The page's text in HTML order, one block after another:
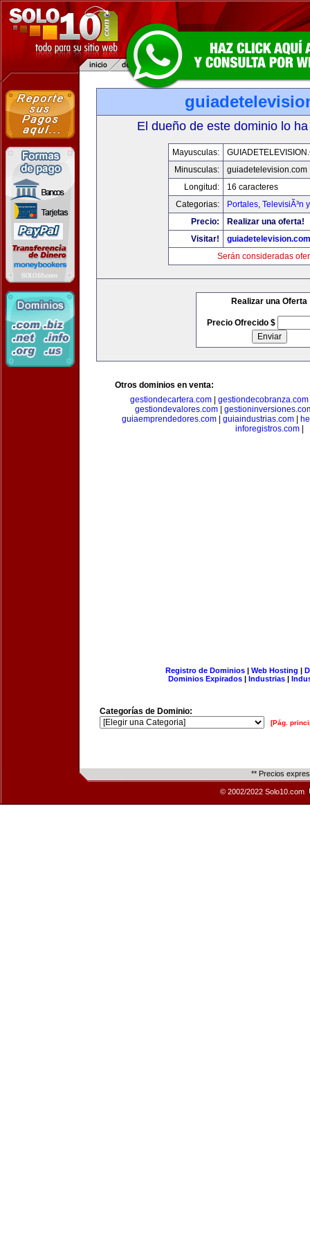
El dueño de este dominio lo
Mayusculas:
Minusculas:
guiadetelevision.com
Longitud:
16 caracteres
Categorias:
Portales, TelevisiÃ³n
Precio:
Realizar una oferta!
Visitar!
guiadetelevision.com
Serán consideradas
Realizar una Oferta
Precio Ofrecido $
Otros dominios en venta:
gestiondecartera.com| gestiondecobranza.com
gestiondevalores.com|
guiaemprendedores.com
guiaindustrias.com
inforegistros.com|
Registro de Dominios| Web Hosting |
Dominios Expirados | Industrias |
Categorías de Dominio:
[Pág.
** Precios
© 2002/2022 Solo10.com